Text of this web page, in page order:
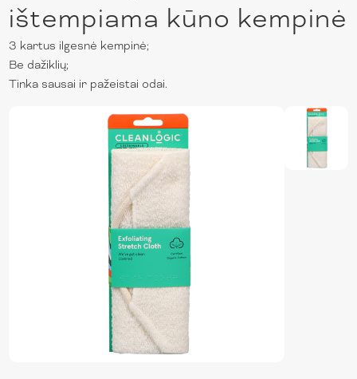
ištempiama kūno kempinė
3 kartus ilgesnė kempinė;
Be dažiklių;
Tinka sausai ir pažeistai odai.